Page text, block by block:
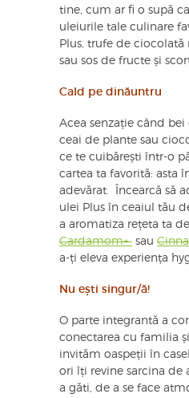
tine, cum ar fi o supă
uleiurile tale culinare
Plus, trufe de ciocolată
sau sos de fructe și
Cald pe dinăuntru
Acea senzație când
ceai de plante sau
ce te cuibărești într-o
cartea ta favorită: asta
adevărat. Încearcă să
ulei Plus în ceaiul tău
a aromatiza rețeta ta
Cardamom+ sau
a-ți eleva experiența
Nu ești singur/ă!
O parte integrantă a
conectarea cu familia
invităm oaspeții în
ori îți revine sarcina de
a găti, de a se face